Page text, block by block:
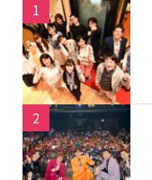
1
2